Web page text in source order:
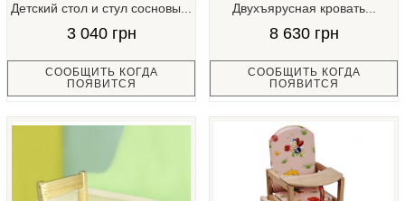
Детский стол и стул сосновы...
3 040 грн
СООБЩИТЬ КОГДА
ПОЯВИТСЯ
Двухъярусная кровать...
8 630 грн
СООБЩИТЬ КОГДА
ПОЯВИТСЯ